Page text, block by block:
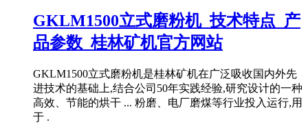
GKLM1500立式磨粉机_技术特点_产
品参数_桂林矿机官方网站
GKLM1500立式磨粉机是桂林矿机在广泛吸收国内外先
进技术的基础上,结合公司50年实践经验,研究设计的一种
高效、节能的烘干 ... 粉磨、电厂磨煤等行业投入运行,用
于 .